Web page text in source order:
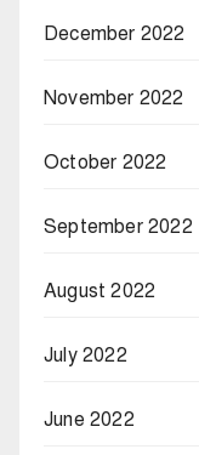
December 2022
November 2022
October 2022
September 2022
August 2022
July 2022
June 2022